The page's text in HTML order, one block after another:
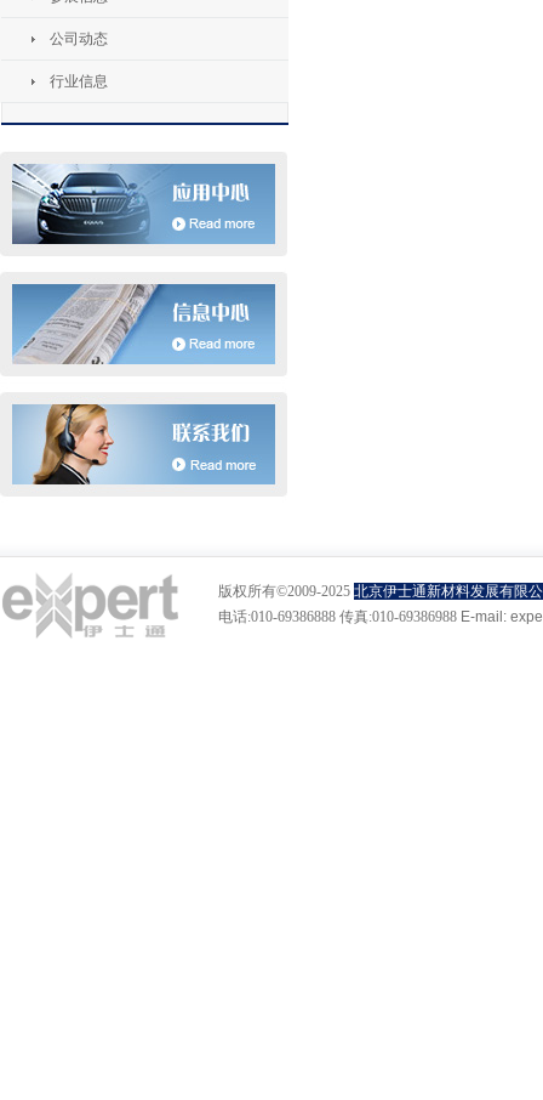
公司动态
行业信息
版权所有©2009-2025 北京伊士通新材料发展有限
电话:010-69386888 传真:010-69386988 E-mail: